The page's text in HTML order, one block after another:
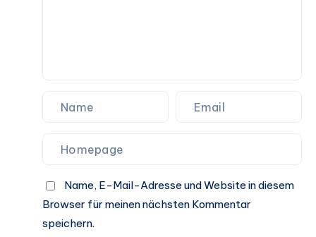
Name, E-Mail-Adresse und Website in diesem
Browser für meinen nächsten Kommentar
speichern.